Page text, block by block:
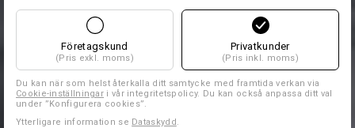
Företagskund
(Pris exkl. moms)
Privatkunder
(Pris inkl. moms)
Du kan när som helst återkalla ditt samtycke med framtida verkan via
Cookie-inställningar i vår integritetspolicy. Du kan också anpassa ditt val
under ”Konfigurera cookies”.
Ytterligare information se Dataskydd